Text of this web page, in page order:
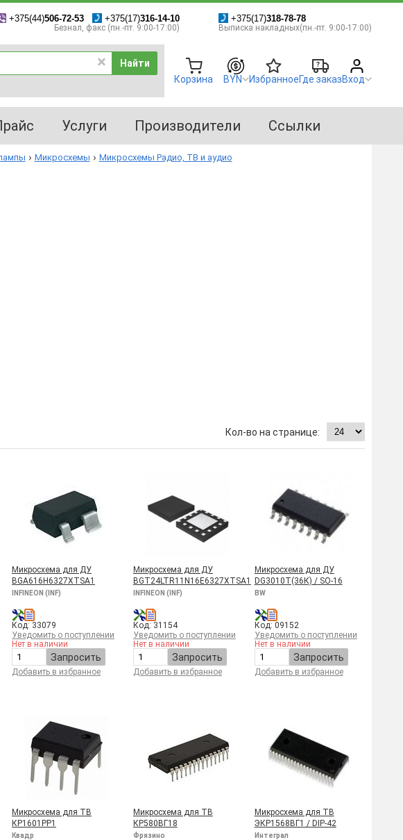
+375(44)506-72-53 +375(17)316-14-10
Безнал, факс (пн.-пт. 9:00-17:00)
+375(17)318-78-78
Выписка накладных(пн.-пт. 9:00-17:00)
Найти
Корзина BYN ИзбранноеГде заказВход
Услуги Производители
Ссылки
Микросхемы Микросхемы Радио, ТВ и аудио
Микросхема для ДУ
BGA616H6327XTSA1
INFINEON (INF)
Код: 33079
Уведомить о поступлении
Нет в наличии
Запросить
Добавить в избранное
Микросхема для ДУ
BGT24LTR11N16E6327XTSA1
INFINEON (INF)
Код: 31154
Уведомить о поступлении
Нет в наличии
Запросить
Добавить в избранное
Микросхема для ДУ
DG3010T(36К) / SO-16
BW
Код: 09152
Уведомить о поступлении
Нет в наличии
Запросить
Добавить в избранное
Микросхема для ТВ
КР1601РР1
Квадр
Микросхема для ТВ
КР580ВГ18
Фрязино
Микросхема для ТВ
ЭКР1568ВГ1 / DIP-42
Интеграл